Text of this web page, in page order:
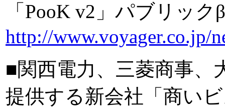
「PooK v2」パブリッ
http://www.voyager.co.jp/
■関西電力、三菱商事、
提供する新会社「商い